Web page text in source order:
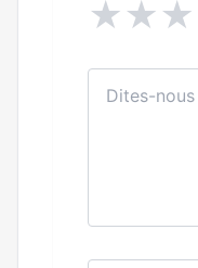
★★★